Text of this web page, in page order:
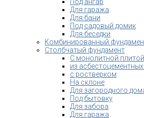
Для гаража
Для бани
Под садовый домик
Для беседки
Комбинированный
Столбчатый фундамент
С монолитной плитой
из
с ростверком
На склоне
Для загородного
Под бытовку
Для забора
Для гаража